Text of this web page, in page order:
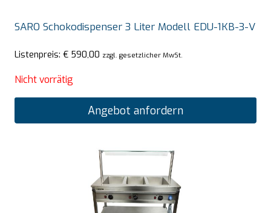
SARO Schokodispenser 3 Liter Modell EDU-1KB-3-V
Listenpreis: € 590,00 zzgl. gesetzlicher MwSt.
Nicht vorrätig
Angebot anfordern